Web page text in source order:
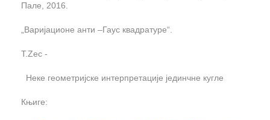
Пале, 2016.
„Варијационе анти –Гаус квадратуре“.
T.Zec -
Неке геометријске интерпретације јединчне кугле
Књиге: